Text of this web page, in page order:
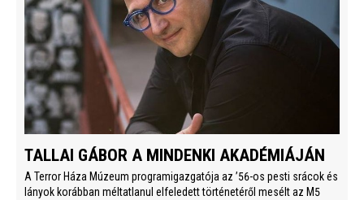
TALLAI GÁBOR A MINDENKI AKADÉMIÁJÁN
A Terror Háza Múzeum programigazgatója az ’56-os pesti srácok és
lányok korábban méltatlanul elfeledett történetéről mesélt az M5